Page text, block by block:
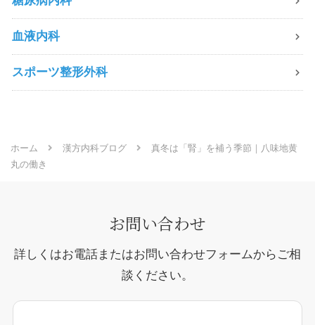
血液内科
スポーツ整形外科
ホーム 漢方内科ブログ
真冬は「腎」を補う季節｜八味地黄
丸の働き
お問い合わせ
詳しくはお電話またはお問い合わせフォームからご相
談ください。